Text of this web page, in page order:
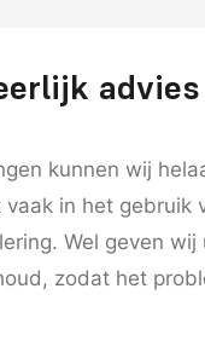
advies
kunnen wij
in het gebruik
Wel geven wij
zodat het